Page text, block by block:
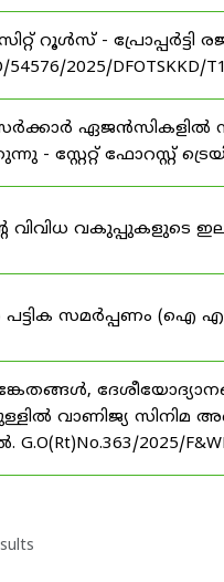
റൂൾസ് -
54576/2025/DFOTSKKD/
ഏജൻസികളിൽ
- സ്റ്റേറ്റ് ഫോറസ്റ്റ്
വിവിധ വകുപ്പുകളുടെ
പട്ടിക സമർപ്പണം (ഐ
വാണിജ്യ സിനിമ
2025/